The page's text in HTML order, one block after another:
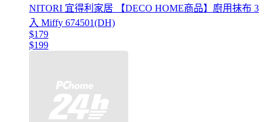
NITORI 宜得利家居 【DECO HOME商品】廚用抹布 3
入 Miffy 674501(DH)
$179
$199